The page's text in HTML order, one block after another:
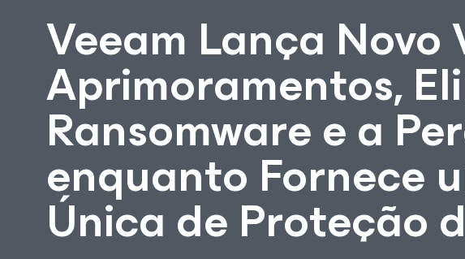
Veeam Lança Novo
Aprimoramentos,
Ransomware e a
enquanto Fornece
Única de Proteção